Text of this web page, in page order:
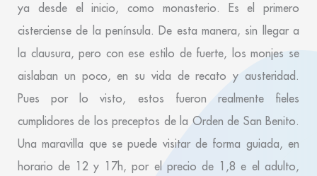
ya desde el inicio, como monasterio. Es el primero
cisterciense de la península. De esta manera, sin llegar a
la clausura, pero con ese estilo de fuerte, los monjes se
aislaban un poco, en su vida de recato y austeridad.
Pues por lo visto, estos fueron realmente fieles
cumplidores de los preceptos de la Orden de San Benito.
Una maravilla que se puede visitar de forma guiada, en
horario de 12 y 17h, por el precio de 1,8 e el adulto,